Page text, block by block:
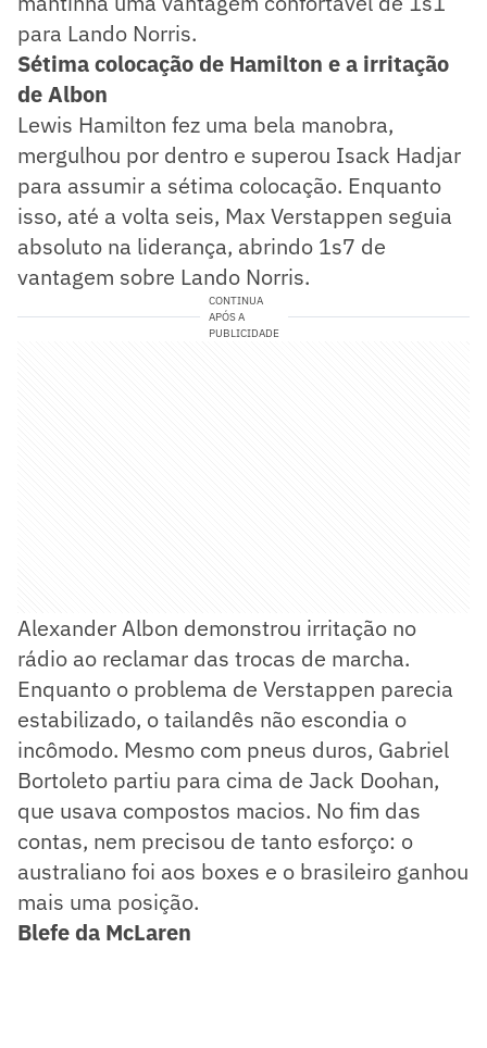
para Lando Norris.
Sétima colocação de Hamilton e a irritação
de Albon
Lewis Hamilton fez uma bela manobra,
mergulhou por dentro e superou Isack Hadjar
para assumir a sétima colocação. Enquanto
isso, até a volta seis, Max Verstappen seguia
absoluto na liderança, abrindo 1s7 de
vantagem sobre Lando Norris.
CONTINUA
APÓS A
PUBLICIDADE
Alexander Albon demonstrou irritação no
rádio ao reclamar das trocas de marcha.
Enquanto o problema de Verstappen parecia
estabilizado, o tailandês não escondia o
incômodo. Mesmo com pneus duros, Gabriel
Bortoleto partiu para cima de Jack Doohan,
que usava compostos macios. No fim das
contas, nem precisou de tanto esforço: o
australiano foi aos boxes e o brasileiro ganhou
mais uma posição.
Blefe da McLaren